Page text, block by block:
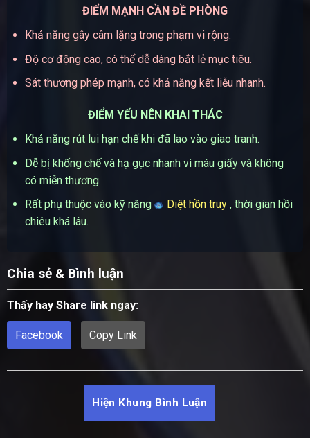
ĐIỂM MẠNH CẦN ĐỀ PHÒNG
Khả năng gây câm lặng trong phạm vi rộng.
Độ cơ động cao, có thể dễ dàng bắt lẻ mục tiêu.
Sát thương phép mạnh, có khả năng kết liễu nhanh.
ĐIỂM YẾU NÊN KHAI THÁC
Khả năng rút lui hạn chế khi đã lao vào giao tranh.
Dễ bị khống chế và hạ gục nhanh vì máu giấy và không
có miễn thương.
Rất phụ thuộc vào kỹ năng
Diệt hồn truy, thời gian hồi
chiêu khá lâu.
Chia sẻ & Bình luận
Thấy hay Share link ngay:
Facebook Copy Link
Hiện Khung Bình Luận